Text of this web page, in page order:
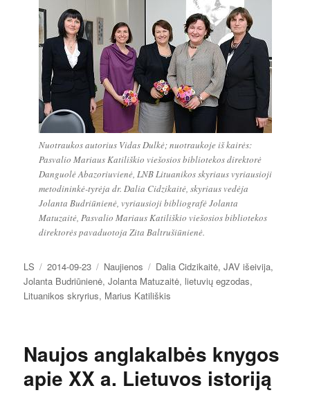
Nuotraukos autorius Vidas Dulkė; nuotraukoje iš kairės:
Pasvalio Mariaus Katiliškio viešosios bibliotekos direktorė
Danguolė Abazoriuvienė, LNB Lituanikos skyriaus vyriausioji
metodininkė-tyrėja dr. Dalia Cidzikaitė, skyriaus vedėja
Jolanta Budriūnienė, vyriausioji bibliografė Jolanta
Matuzaitė, Pasvalio Mariaus Katiliškio viešosios bibliotekos
direktorės pavaduotoja Zita Baltrušiūnienė.
Autorius
LS Paskelbta
2014-09-23 Kategorijos
Naujienos Žymos
Dalia Cidzikaitė,JAV išeivija,
Jolanta Budriūnienė,Jolanta Matuzaitė, lietuvių egzodas,
Lituanikos skryrius, Marius Katiliškis
Naujos anglakalbės knygos
apie XX a. Lietuvos istoriją